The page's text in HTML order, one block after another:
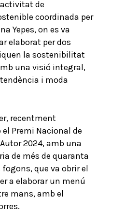
de
coordinada per
Yepes, on es va
elaborat per dos
la sostenibilitat
una visió integral,
i moda
recentment
Premi Nacional de
2024, amb una
de més de quaranta
que va obrir el
a elaborar un menú
mans, amb el